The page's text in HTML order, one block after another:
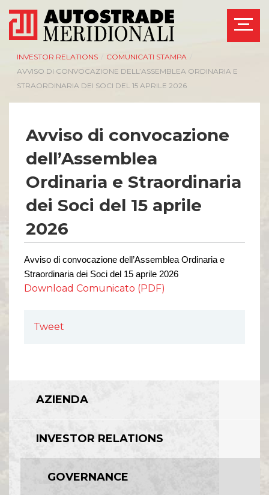
INVESTOR RELATIONS COMUNICATI STAMPA
AVVISO DI CONVOCAZIONE DELL’ASSEMBLEA ORDINARIA E
STRAORDINARIA DEI SOCI DEL 15 APRILE 2026
Avviso di convocazione
dell’Assemblea
Ordinaria e Straordinaria
dei Soci del 15 aprile
2026
Avviso di convocazione dell’Assemblea Ordinaria e
Straordinaria dei Soci del 15 aprile 2026
Download Comunicato (PDF)
Tweet
AZIENDA
INVESTOR RELATIONS
GOVERNANCE